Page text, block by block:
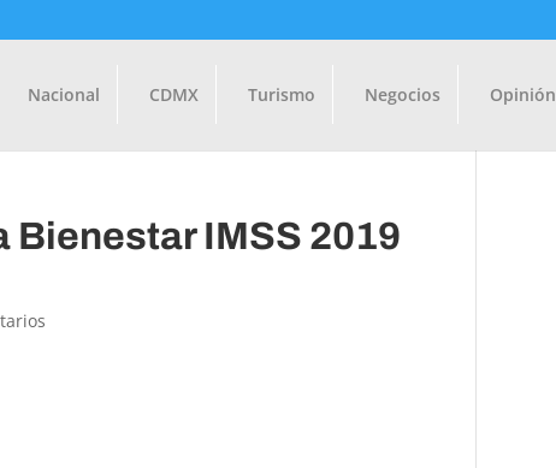
Nacional CDMX Turismo Negocios Opinión
Bienestar IMSS 2019